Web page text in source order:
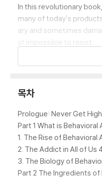
In this revolutionary
many of today's
ary and sometimes
st impossible to resist.
By reverse engineering
our well-being, and the
Adam Alter's previous
erback from Penguin.
목차
Prologue: Never Get
Part 1 What is
1. The Rise of Behavioral
2. The Addict in All of Us
3. The Biology of
Part 2 The Ingredients